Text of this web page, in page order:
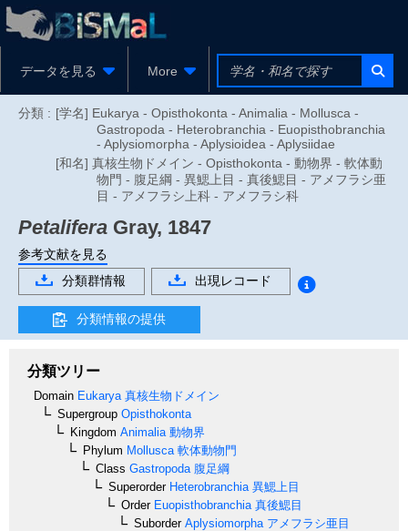
データを見る More
分類 : [学名] Eukarya - Opisthokonta - Animalia - Mollusca -
Gastropoda - Heterobranchia - Euopisthobranchia
- Aplysiomorpha - Aplysioidea - Aplysiidae
[和名] 真核生物ドメイン - Opisthokonta - 動物界 - 軟体動
物門 - 腹足綱 - 異鰓上目 - 真後鰓目 - アメフラシ亜
目 - アメフラシ上科 - アメフラシ科
Petalifera Gray, 1847
参考文献を見る
分類群情報
出現レコード
分類情報の提供
分類ツリー
Domain Eukarya 真核生物ドメイン
Supergroup Opisthokonta
Kingdom Animalia 動物界
Phylum Mollusca 軟体動物門
Class Gastropoda 腹足綱
SuperorderHeterobranchia 異鰓上目
OrderEuopisthobranchia 真後鰓目
SuborderAplysiomorpha アメフラシ亜目